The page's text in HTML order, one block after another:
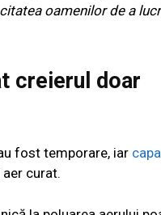
oamenilor de a
creierul doar
fost temporare, iar
curat.